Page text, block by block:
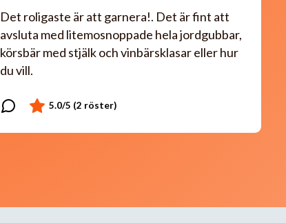
Det roligaste är att garnera!. Det är fint att
avsluta med litemosnoppade hela jordgubbar,
körsbär med stjälk och vinbärsklasar eller hur
du vill.